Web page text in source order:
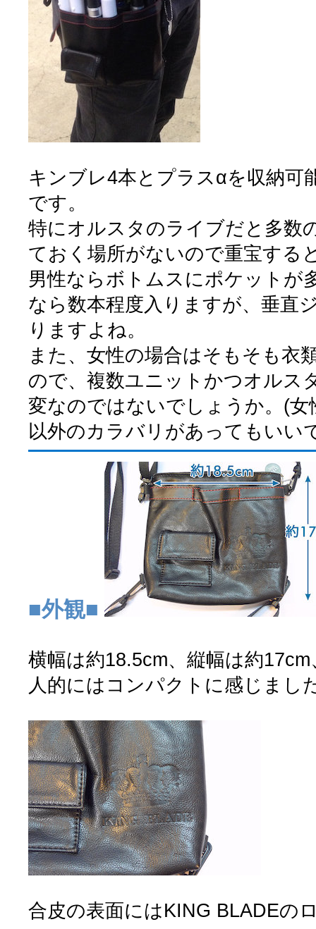
キンブレ4本とプラスαを収納可
です。
特にオルスタのライブだと多数
ておく場所がないので重宝する
男性ならボトムスにポケットが
なら数本程度入りますが、垂直
りますよね。
また、女性の場合はそもそも衣
ので、複数ユニットかつオルス
変なのではないでしょうか。(
以外のカラバリがあってもいい
■外観■
横幅は約18.5cm、縦幅は約
人的にはコンパクトに感じまし
合皮の表面にはKING BLADEの